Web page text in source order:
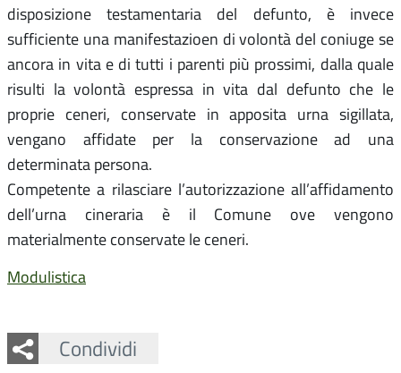
disposizione testamentaria del defunto, è invece
sufficiente una manifestazioen di volontà del coniuge se
ancora in vita e di tutti i parenti più prossimi, dalla quale
risulti la volontà espressa in vita dal defunto che le
proprie ceneri, conservate in apposita urna sigillata,
vengano affidate per la conservazione ad una
determinata persona.
Competente a rilasciare l’autorizzazione all’affidamento
dell’urna cineraria è il Comune ove vengono
materialmente conservate le ceneri.
Modulistica
Condividi
Facebook
Twitter
Whatsapp